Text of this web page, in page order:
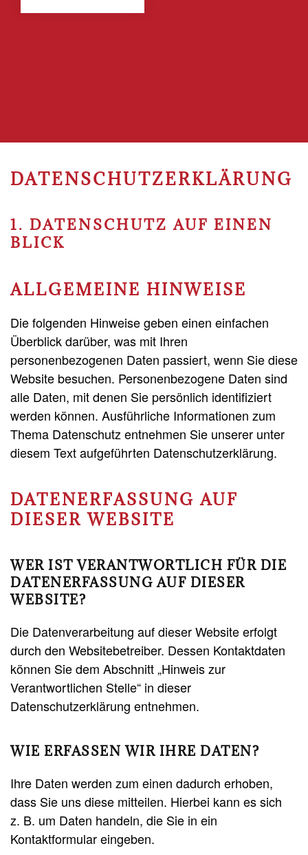
DATENSCHUTZ­ERKLÄRUNG
1. DATENSCHUTZ AUF EINEN
BLICK
ALLGEMEINE HINWEISE
Die folgenden Hinweise geben einen einfachen
Überblick darüber, was mit Ihren
personenbezogenen Daten passiert, wenn Sie diese
Website besuchen. Personenbezogene Daten sind
alle Daten, mit denen Sie persönlich identifiziert
werden können. Ausführliche Informationen zum
Thema Datenschutz entnehmen Sie unserer unter
diesem Text aufgeführten Datenschutzerklärung.
DATENERFASSUNG AUF
DIESER WEBSITE
WER IST VERANTWORTLICH FÜR DIE
DATENERFASSUNG AUF DIESER
WEBSITE?
Die Datenverarbeitung auf dieser Website erfolgt
durch den Websitebetreiber. Dessen Kontaktdaten
können Sie dem Abschnitt „Hinweis zur
Verantwortlichen Stelle“ in dieser
Datenschutzerklärung entnehmen.
WIE ERFASSEN WIR IHRE DATEN?
Ihre Daten werden zum einen dadurch erhoben,
dass Sie uns diese mitteilen. Hierbei kann es sich
z. B. um Daten handeln, die Sie in ein
Kontaktformular eingeben.